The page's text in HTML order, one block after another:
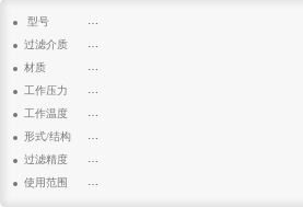
型号
: GHZ-375-200
过滤介质
: 油田回注水、锅炉补给水、生活废水、印染给水、纺织废水
材质
: 碳钢、不锈钢
工作压力
: 0.4MPA
工作温度
: 0-120℃
形式/结构
: 立式
过滤精度
: 50-3000微米
使用范围